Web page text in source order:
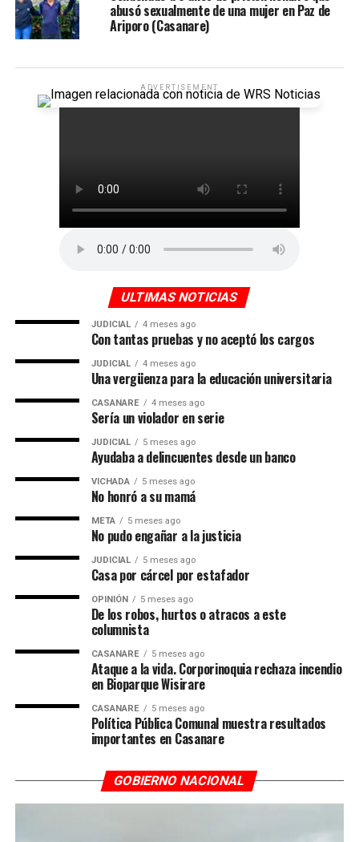
abusó sexualmente de una mujer en Paz de
Ariporo (Casanare)
ADVERTISEMENT
ULTIMAS NOTICIAS
JUDICIAL 4 meses ago
Con tantas pruebas y no aceptó los cargos
JUDICIAL 4 meses ago
Una vergüenza para la educación universitaria
CASANARE 4 meses ago
Sería un violador en serie
JUDICIAL 5 meses ago
Ayudaba a delincuentes desde un banco
VICHADA 5 meses ago
No honró a su mamá
META 5 meses ago
No pudo engañar a la justicia
JUDICIAL 5 meses ago
Casa por cárcel por estafador
OPINIÓN 5 meses ago
De los robos, hurtos o atracos a este
columnista
CASANARE 5 meses ago
Ataque a la vida. Corporinoquia rechaza incendio
en Bioparque Wisirare
CASANARE 5 meses ago
Política Pública Comunal muestra resultados
importantes en Casanare
GOBIERNO NACIONAL